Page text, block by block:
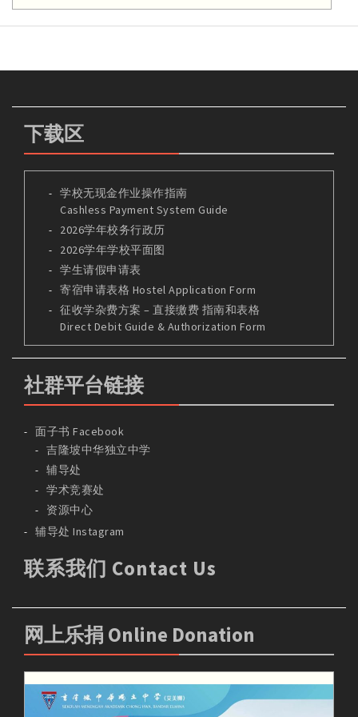
下载区
学校无现金作业操作指南
Cashless Payment System Guide
2026学年校务行政历
2026学年学校平面图
学生请假申请表
寄宿申请表格 Hostel Application Form
征收学杂费方案 – 直接缴费 指南和表格
Direct Debit Guide & Authorization Form
社群平台链接
面子书 Facebook
吉隆坡中华独立中学
辅导处
学术竞赛处
资源中心
辅导处 Instagram
联系我们 Contact Us
网上乐捐 Online Donation